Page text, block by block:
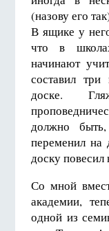
(назову его
В ящике у
что в
начинают
составил
доске.
должно
переменил
доску повесил
Со мной
академии,
одной из